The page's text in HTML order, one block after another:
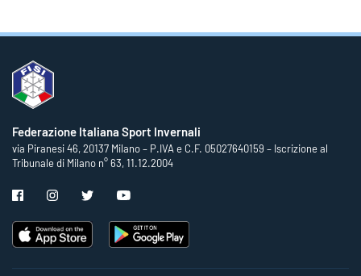
Federazione Italiana Sport Invernali
via Piranesi 46, 20137 Milano – P.IVA e C.F. 05027640159 – Iscrizione al
Tribunale di Milano n° 63, 11.12.2004